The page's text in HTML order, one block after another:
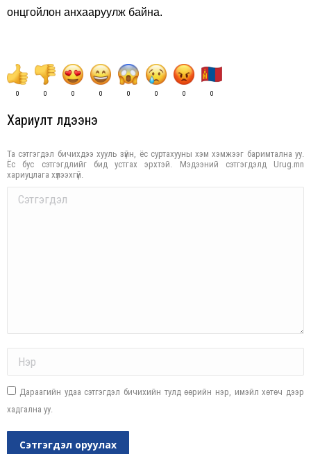
онцгойлон анхааруулж байна.
0 0 0 0 0 0 0 0
Хариулт үлдээнэ үү
Та сэтгэгдэл бичихдээ хууль зүйн, ёс суртахууны хэм хэмжээг баримтална уу.
Ёс бус сэтгэгдлийг бид устгах эрхтэй. Мэдээний сэтгэгдэлд Urug.mn
хариуцлага хүлээхгүй.
Comment
Дараагийн удаа сэтгэгдэл бичихийн тулд өөрийн нэр, имэйл хөтөч дээр
хадгална уу.
Сэтгэгдэл оруулах